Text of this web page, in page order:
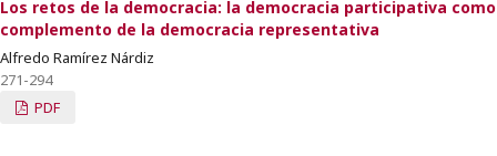
Los retos de la democracia: la democracia participativa como
complemento de la democracia representativa
Alfredo Ramírez Nárdiz
271-294
PDF